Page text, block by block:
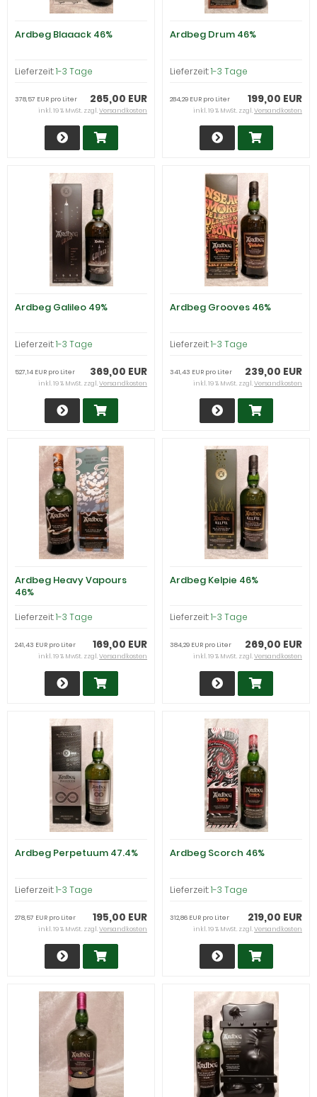
Ardbeg Blaaack 46%
Lieferzeit:1-3 Tage
265,00 EUR
378,57 EUR pro Liter
inkl. 19 % MwSt. zzgl.Versandkosten
Ardbeg Drum 46%
Lieferzeit:1-3 Tage
199,00 EUR
284,29 EUR pro Liter
inkl. 19 % MwSt. zzgl.Versandkosten
Ardbeg Galileo 49%
Lieferzeit:1-3 Tage
369,00 EUR
527,14 EUR pro Liter
inkl. 19 % MwSt. zzgl.Versandkosten
Ardbeg Grooves 46%
Lieferzeit:1-3 Tage
239,00 EUR
341,43 EUR pro Liter
inkl. 19 % MwSt. zzgl.Versandkosten
Ardbeg Heavy Vapours
46%
Lieferzeit:1-3 Tage
169,00 EUR
241,43 EUR pro Liter
inkl. 19 % MwSt. zzgl.Versandkosten
Ardbeg Kelpie 46%
Lieferzeit:1-3 Tage
269,00 EUR
384,29 EUR pro Liter
inkl. 19 % MwSt. zzgl.Versandkosten
Ardbeg Perpetuum 47.4%
Lieferzeit:1-3 Tage
195,00 EUR
278,57 EUR pro Liter
inkl. 19 % MwSt. zzgl.Versandkosten
Ardbeg Scorch 46%
Lieferzeit:1-3 Tage
219,00 EUR
312,86 EUR pro Liter
inkl. 19 % MwSt. zzgl.Versandkosten